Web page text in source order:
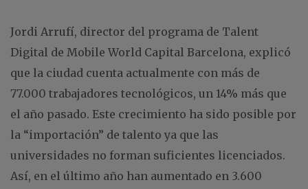
Jordi Arrufí, director del programa de Talent
Digital de Mobile World Capital Barcelona, explicó
que la ciudad cuenta actualmente con más de
77.000 trabajadores tecnológicos, un 14% más que
el año pasado. Este crecimiento ha sido posible por
la “importación” de talento ya que las
universidades no forman suficientes licenciados.
Así, en el último año han aumentado en 3.600